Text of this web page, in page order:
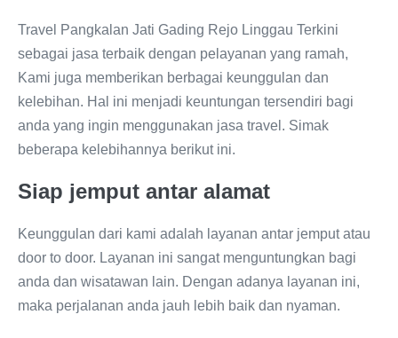
Travel Pangkalan Jati Gading Rejo Linggau Terkini
sebagai jasa terbaik dengan pelayanan yang ramah,
Kami juga memberikan berbagai keunggulan dan
kelebihan. Hal ini menjadi keuntungan tersendiri bagi
anda yang ingin menggunakan jasa travel. Simak
beberapa kelebihannya berikut ini.
Siap jemput antar alamat
Keunggulan dari kami adalah layanan antar jemput atau
door to door. Layanan ini sangat menguntungkan bagi
anda dan wisatawan lain. Dengan adanya layanan ini,
maka perjalanan anda jauh lebih baik dan nyaman.